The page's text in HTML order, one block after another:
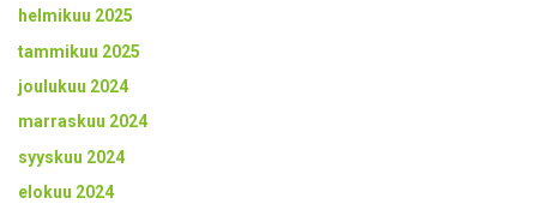
helmikuu 2025
tammikuu 2025
joulukuu 2024
marraskuu 2024
syyskuu 2024
elokuu 2024